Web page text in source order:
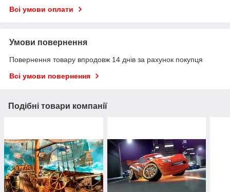
Всі умови оплати
Умови повернення
Повернення товару впродовж 14 днів за рахунок покупця
Всі умови повернення
Подібні товари компанії